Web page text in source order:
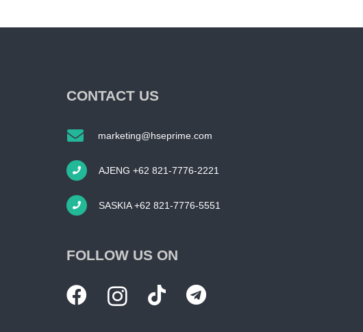
CONTACT US
marketing@hseprime.com
AJENG +62 821-7776-2221
SASKIA +62 821-7776-5551
FOLLOW US ON